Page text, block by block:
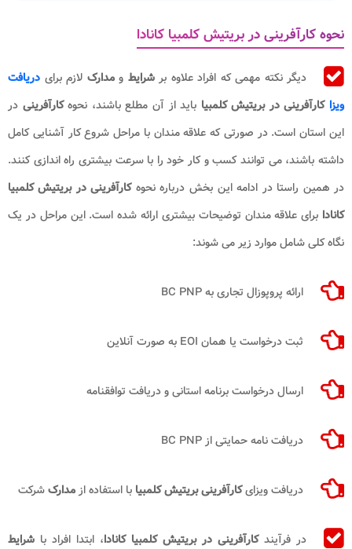
نحوه کارآفرینی در بریتیش کلمبیا کانادا
دیگر نکته مهمی که افراد علاوه برشرایط ومدارک لازم برای دریافت
ویزا کارآفرینی در بریتیش کلمبیا باید از آن مطلع باشند، نحوهکارآفرینی در
این استان است. در صورتی که علاقه مندان با مراحل شروع کار آشنایی کامل
داشته باشند، می توانند کسب و کار خود را با سرعت بیشتری راه اندازی کنند.
در همین راستا در ادامه این بخش درباره نحوهکارآفرینی در بریتیش کلمبیا
کانادا برای علاقه مندان توضیحات بیشتری ارائه شده است. این مراحل در یک
نگاه کلی شامل موارد زیر می شوند:
ارائه پروپوزال تجاری به BC PNP
ثبت درخواست یا همان EOI به صورت آنلاین
ارسال درخواست برنامه استانی و دریافت توافقنامه
دریافت نامه حمایتی از BC PNP
دریافت ویزایکارآفرینی بریتیش کلمبیا با استفاده ازمدارکشرکت
در فرآیندکارآفرینی در بریتیش کلمبیا کانادا، ابتدا افراد با شرایط